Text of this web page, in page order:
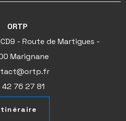
ORTP
- Route de Martigues -
Marignane
76 27 81